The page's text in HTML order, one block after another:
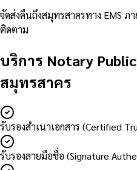
จัดส่งคืนถึงสมุทรสาครทาง EMS
ติดตาม
บริการ Notary
สมุทรสาคร
รับรองสำเนาเอกสาร (Certified
รับรองลายมือชื่อ (Signature